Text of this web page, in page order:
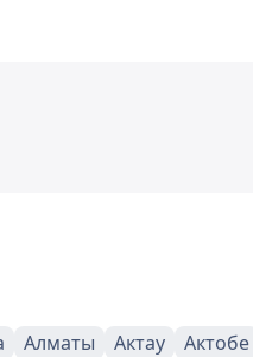
Алматы Актау Актобе